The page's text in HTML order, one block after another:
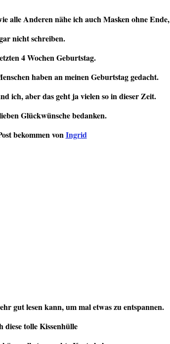
alle Anderen nähe ich auch Masken ohne Ende,
nicht schreiben.
4 Wochen Geburtstag.
haben an meinen Geburtstag gedacht.
ich, aber das geht ja vielen so in dieser Zeit.
Glückwünsche bedanken.
bekommen vonIngrid
gut lesen kann, um mal etwas zu entspannen.
diese tolle Kissenhülle